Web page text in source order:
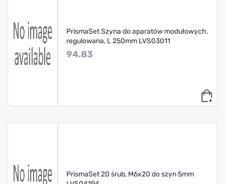
PrismaSet Szyna do aparatów modułowych,
regulowana, L 250mm LVS03011
94.83
PrismaSet 20 śrub, M6x20 do szyn 5mm